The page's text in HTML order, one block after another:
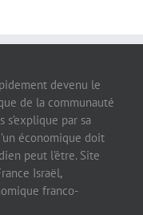
devenu le
de la communauté
s’explique par sa
économique doit
peut l’être. Site
Israël,
franco-